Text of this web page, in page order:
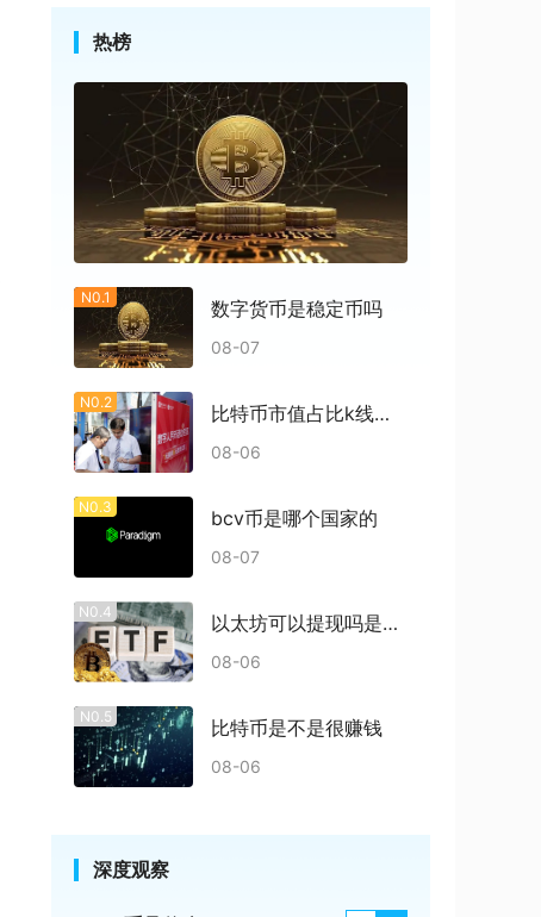
热榜
N0.1 数字货币是稳定币吗
08-07
N0.2 比特币市值占比k线多少
08-06
N0.3 bcv币是哪个国家的
08-07
N0.4 以太坊可以提现吗是真的吗
08-06
N0.5 比特币是不是很赚钱
08-06
深度观察